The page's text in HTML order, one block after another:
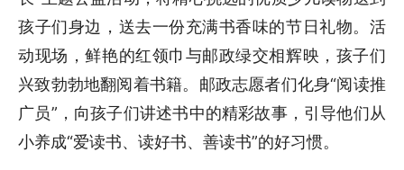
孩子们身边，送去一份充满书香味的节日礼物。活
动现场，鲜艳的红领巾与邮政绿交相辉映，孩子们
兴致勃勃地翻阅着书籍。邮政志愿者们化身“阅读推
广员”，向孩子们讲述书中的精彩故事，引导他们从
小养成“爱读书、读好书、善读书”的好习惯。